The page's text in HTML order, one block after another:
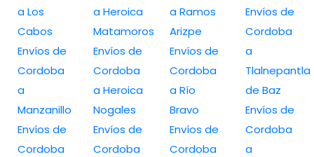
a Los
Cabos
Envíos de
Cordoba
a
Manzanillo
Envíos de
Cordoba
a Heroica
Matamoros
Envíos de
Cordoba
a Heroica
Nogales
Envíos de
Cordoba
a Ramos
Arizpe
Envíos de
Cordoba
a Río
Bravo
Envíos de
Cordoba
Envíos de
Cordoba
a
Tlalnepantla
de Baz
Envíos de
Cordoba
a